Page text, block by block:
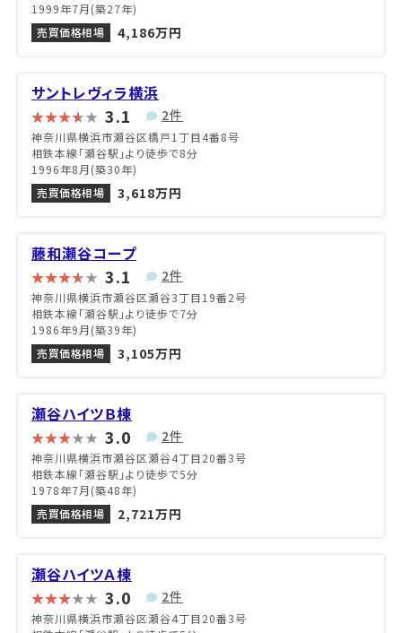
1999年7月(築27年)
売買価格相場
4,186万円
サントレヴィラ横浜
3.1 2件
神奈川県横浜市瀬谷区橋戸1丁目4番8号
相鉄本線「瀬谷駅」より徒歩で8分
1996年8月(築30年)
売買価格相場
3,618万円
藤和瀬谷コープ
3.1 2件
神奈川県横浜市瀬谷区瀬谷3丁目19番2号
相鉄本線「瀬谷駅」より徒歩で7分
1986年9月(築39年)
売買価格相場
3,105万円
瀬谷ハイツＢ棟
3.0 2件
神奈川県横浜市瀬谷区瀬谷4丁目20番3号
相鉄本線「瀬谷駅」より徒歩で5分
1978年7月(築48年)
売買価格相場
2,721万円
瀬谷ハイツＡ棟
3.0 2件
神奈川県横浜市瀬谷区瀬谷4丁目20番3号